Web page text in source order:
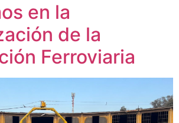
en la
de la
Ferroviaria